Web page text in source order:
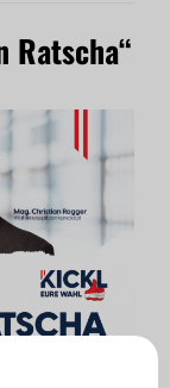
Ratscha“